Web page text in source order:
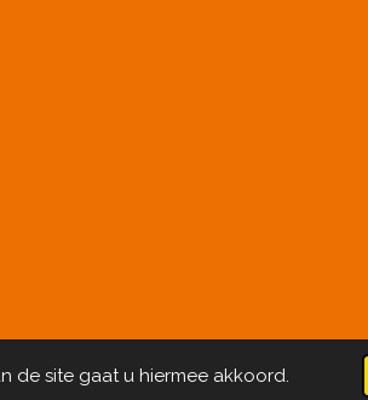
de site gaat u hiermee akkoord.